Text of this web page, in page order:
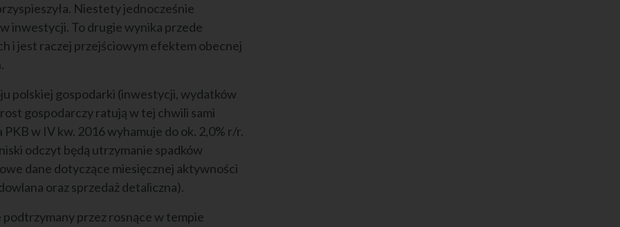
Niestety jednocześnie
inwestycji. To drugie wynika przede
i jest raczej przejściowym efektem obecnej
polskiej gospodarki (inwestycji, wydatków
gospodarczy ratują w tej chwili sami
w IV kw. 2016 wyhamuje do ok. 2,0% r/r.
odczyt będą utrzymanie spadków
dane dotyczące miesięcznej aktywności
oraz sprzedaż detaliczna).
przez rosnące w tempie